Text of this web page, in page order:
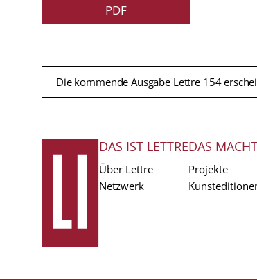
PDF
Die kommende Ausgabe Lettre 154
FUSSZEILE
DAS IST LETTRE
Über Lettre
Netzwerk
DAS
Projekte